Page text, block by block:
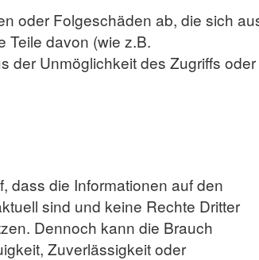
oder Folgeschäden ab, die sich
Teile davon (wie z.B.
der Unmöglichkeit des Zugriffs oder
dass die Informationen auf den
sind und keine Rechte Dritter
Dennoch kann die Brauch
Zuverlässigkeit oder